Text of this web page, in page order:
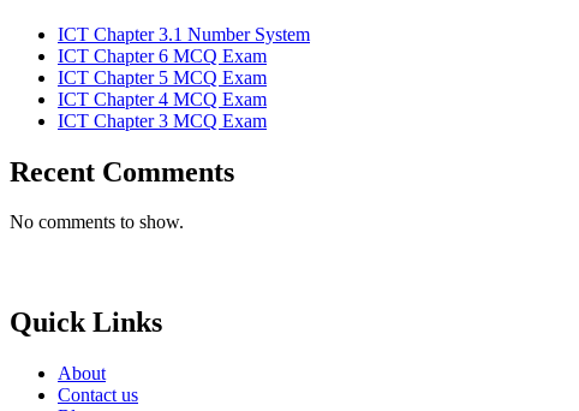
ICT Chapter 3.1 Number System
ICT Chapter 6 MCQ Exam
ICT Chapter 5 MCQ Exam
ICT Chapter 4 MCQ Exam
ICT Chapter 3 MCQ Exam
Recent Comments
No comments to show.
Quick Links
About
Contact us